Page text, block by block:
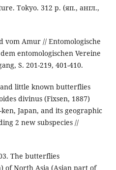
Tokyo. 312 р. (яп., англ.,
vom Amur // Entomologische
entomologischen Vereine
S. 201-219, 401-410.
and little known butterflies
divinus (Fixsen, 1887)
Japan, and its geographic
2 new subspecies //
The butterflies
of North Asia (Asian part of